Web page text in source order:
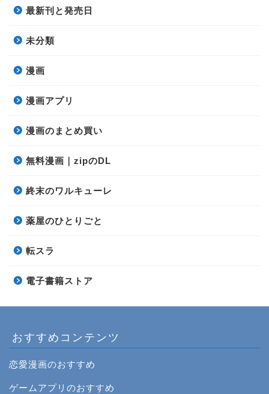
最新刊と発売日
未分類
漫画
漫画アプリ
漫画のまとめ買い
無料漫画｜zipのDL
終末のワルキューレ
薬屋のひとりごと
転スラ
電子書籍ストア
おすすめコンテンツ
恋愛漫画のおすすめ
ゲームアプリのおすすめ